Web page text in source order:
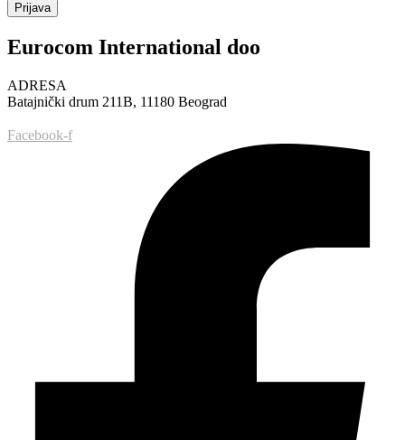
Prijava
Eurocom International doo
ADRESA
Batajnički drum 211B, 11180 Beograd
Facebook-f